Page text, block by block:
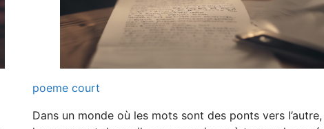
poeme court
Dans un monde où les mots sont des ponts vers